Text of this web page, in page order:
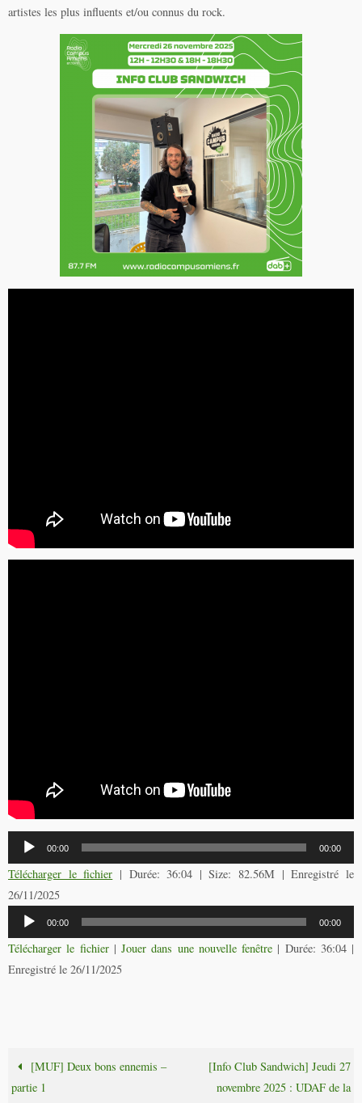
artistes les plus influents et/ou connus du rock.
Lecteur
audio
00:00 00:00
Télécharger le fichier | Durée: 36:04 | Size: 82.56M | Enregistré le
26/11/2025
Lecteur
audio
00:00 00:00
Télécharger le fichier| Jouer dans une nouvelle fenêtre | Durée: 36:04|
Enregistré le 26/11/2025
[MUF] Deux bons ennemis –
partie 1
[Info Club Sandwich] Jeudi 27
novembre 2025 : UDAF de la